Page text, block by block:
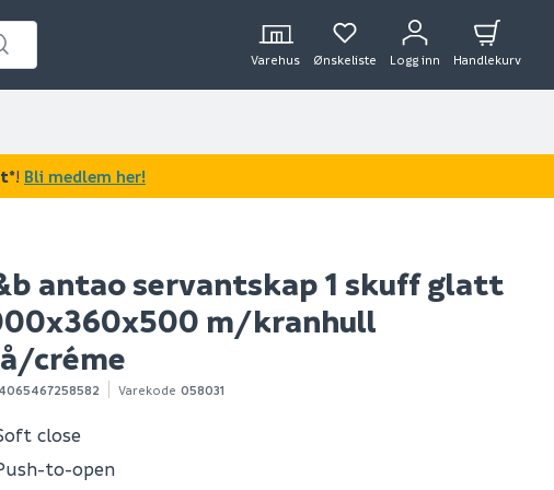
Varehus Ønskeliste Logg inn Handlekurv
antao servantskap 1 skuff glatt
m/kranhull
créme
4065467258582 Varekode 058031
close
to-open
! Bli medlem her!